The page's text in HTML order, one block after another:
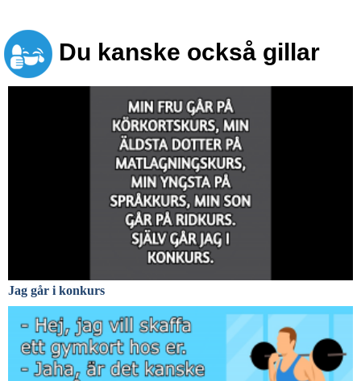
Du kanske också gillar
Jag går i konkurs